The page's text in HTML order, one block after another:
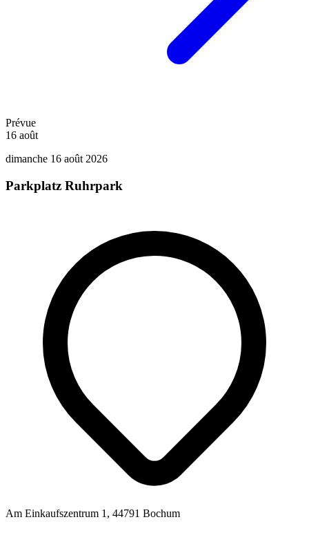
Prévue
16 août
dimanche 16 août 2026
Parkplatz Ruhrpark
Am Einkaufszentrum 1, 44791 Bochum